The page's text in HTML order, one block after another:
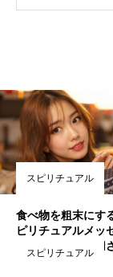
スピリチュアル
食べ物を粗末にす
ピリチュアルメッ
味と向き合う大切
スピリチュアル